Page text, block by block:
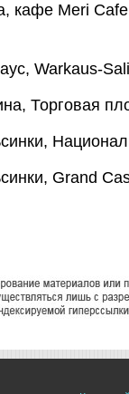
кафе Meri
Warkaus-
Торговая
Grand